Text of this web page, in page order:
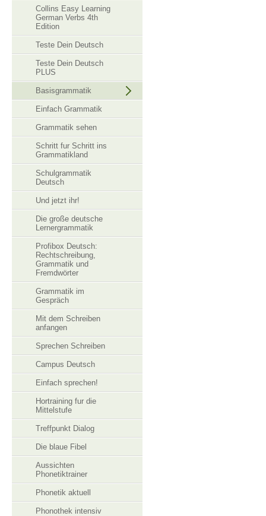
Collins Easy Learning
German Verbs 4th
Edition
Teste Dein Deutsch
Teste Dein Deutsch
PLUS
Basisgrammatik
Einfach Grammatik
Grammatik sehen
Schritt fur Schritt ins
Grammatikland
Schulgrammatik
Deutsch
Und jetzt ihr!
Die große deutsche
Lernergrammatik
Profibox Deutsch:
Rechtschreibung,
Grammatik und
Fremdwörter
Grammatik im
Gespräch
Mit dem Schreiben
anfangen
Sprechen Schreiben
Campus Deutsch
Einfach sprechen!
Hortraining fur die
Mittelstufe
Treffpunkt Dialog
Die blaue Fibel
Aussichten
Phonetiktrainer
Phonetik aktuell
Phonothek intensiv